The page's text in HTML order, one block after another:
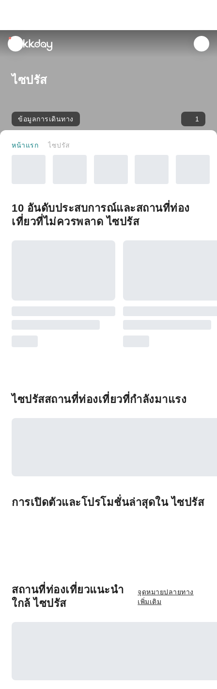
unread
notifications
ไซปรัส
ข้อมูลการเดินทาง 1
หน้าแรก ไซปรัส
10 อันดับประสบการณ์และสถานที่ท่อง
เที่ยวที่ไม่ควรพลาด ไซปรัส
ไซปรัสสถานที่ท่องเที่ยวที่กำลังมาแรง
การเปิดตัวและโปรโมชั่นล่าสุดใน ไซปรัส
สถานที่ท่องเที่ยวแนะนำ
ใกล้ ไซปรัส
จุดหมายปลายทาง
เพิ่มเติม